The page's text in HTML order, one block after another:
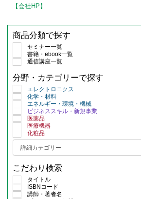
【会社HP】
商品分類で探す
セミナー一覧
書籍・ebook一覧
通信講座一覧
分野・カテゴリーで探す
エレクトロニクス
化学・材料
エネルギー・環境・機械
ビジネススキル・新規事業
医薬品
医療機器
化粧品
こだわり検索
タイトル
ISBNコード
講師・著者名